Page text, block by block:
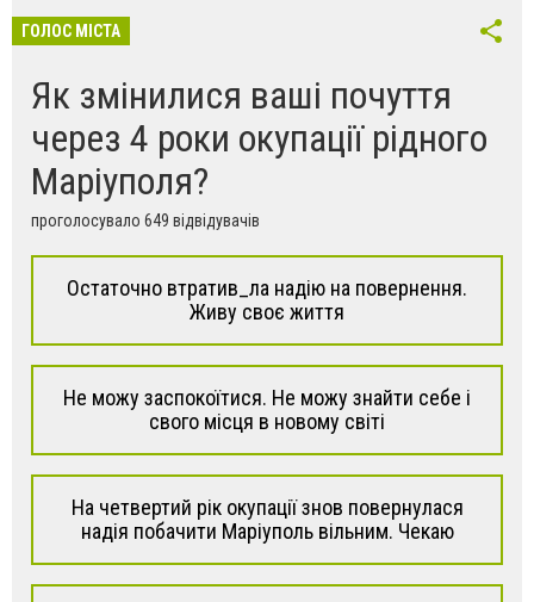
ГОЛОС МІСТА
Як змінилися ваші почуття
через 4 роки окупації рідного
Маріуполя?
проголосувало 649 відвідувачів
Остаточно втратив_ла надію на повернення.
Живу своє життя
Не можу заспокоїтися. Не можу знайти себе і
свого місця в новому світі
На четвертий рік окупації знов повернулася
надія побачити Маріуполь вільним. Чекаю